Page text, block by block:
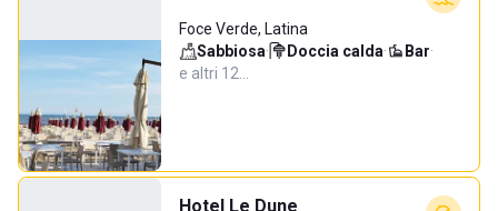
Foce Verde, Latina
Sabbiosa· Doccia calda· Bar·
e altri 12…
Hotel Le Dune